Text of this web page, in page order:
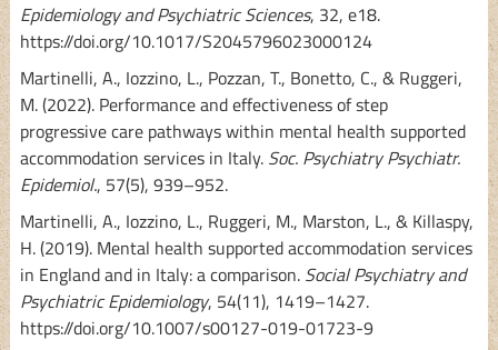
Epidemiology and Psychiatric Sciences, 32, e18.
https://doi.org/10.1017/S2045796023000124
Martinelli, A., Iozzino, L., Pozzan, T., Bonetto, C., & Ruggeri,
M. (2022). Performance and effectiveness of step
progressive care pathways within mental health supported
accommodation services in Italy. Soc. Psychiatry Psychiatr.
Epidemiol., 57(5), 939–952.
Martinelli, A., Iozzino, L., Ruggeri, M., Marston, L., & Killaspy,
H. (2019). Mental health supported accommodation services
in England and in Italy: a comparison. Social Psychiatry and
Psychiatric Epidemiology, 54(11), 1419–1427.
https://doi.org/10.1007/s00127-019-01723-9